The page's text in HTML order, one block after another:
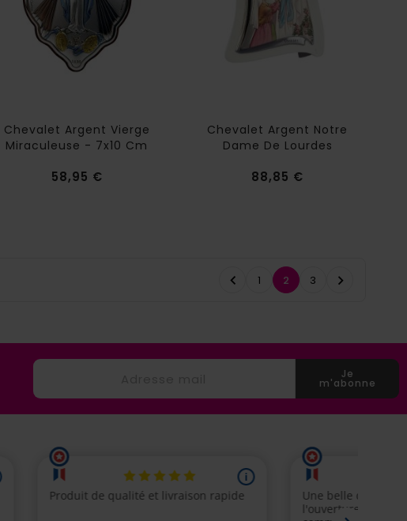
Chevalet Argent Vierge
Miraculeuse - 7x10 Cm
58,95 €Prix
Chevalet Argent Notre
Dame De Lourdes
88,85 €
 1 2 3 
Je
m'abonne